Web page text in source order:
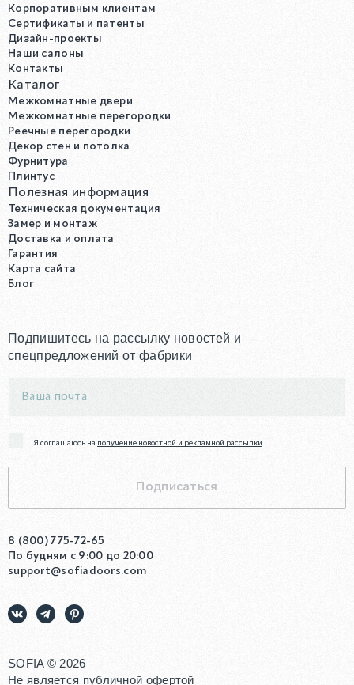
Корпоративным клиентам
Сертификаты и патенты
Дизайн-проекты
Наши салоны
Контакты
Каталог
Межкомнатные двери
Межкомнатные перегородки
Реечные перегородки
Декор стен и потолка
Фурнитура
Плинтус
Полезная информация
Техническая документация
Замер и монтаж
Доставка и оплата
Гарантия
Карта сайта
Блог
Подпишитесь на рассылку новостей и
спецпредложений от фабрики
Я соглашаюсь на получение новостной и рекламной рассылки
Подписаться
8 (800) 775-72-65
По будням с 9:00 до 20:00
support@sofiadoors.com
SOFIA© 2026
Не является публичной офертой